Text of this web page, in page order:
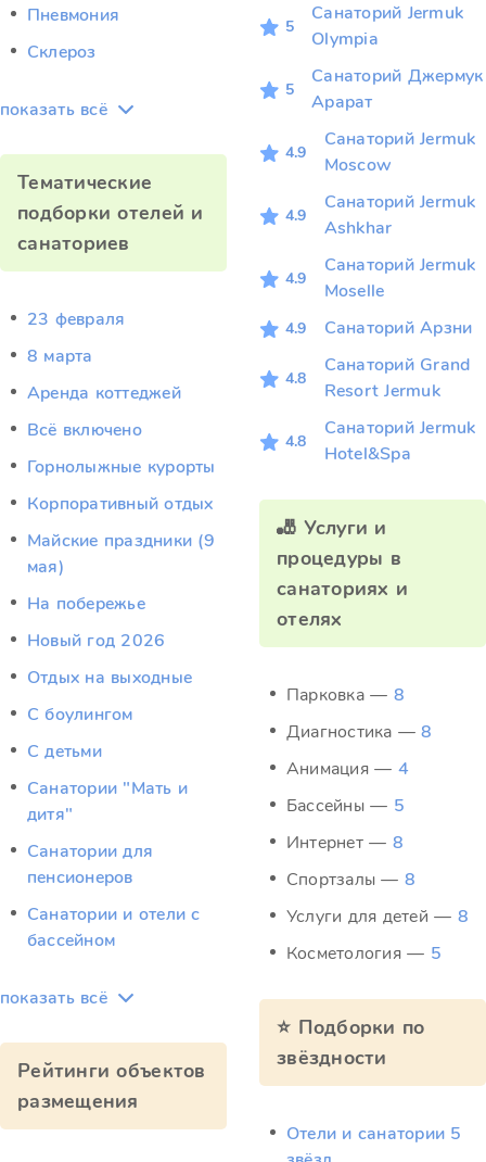
Пневмония
Склероз
показать всё
Тематические
подборки отелей и
санаториев
23 февраля
8 марта
Аренда коттеджей
Всё включено
Горнолыжные курорты
Корпоративный отдых
Майские праздники (9
мая)
На побережье
Новый год 2026
Отдых на выходные
С боулингом
С детьми
Санатории "Мать и
дитя"
Санатории для
пенсионеров
Санатории и отели с
бассейном
показать всё
Рейтинги объектов
размещения
5
Санаторий Jermuk
Olympia
5
Санаторий Джермук
Арарат
4.9
Санаторий Jermuk
Moscow
4.9
Санаторий Jermuk
Ashkhar
4.9
Санаторий Jermuk
Moselle
4.9 Санаторий Арзни
4.8
Санаторий Grand
Resort Jermuk
4.8
Санаторий Jermuk
Hotel&Spa
🎳 Услуги и
процедуры в
санаториях и
отелях
Парковка — 8
Диагностика —8
Анимация — 4
Бассейны — 5
Интернет — 8
Спортзалы — 8
Услуги для детей — 8
Косметология — 5
⭐ Подборки по
звёздности
Отели и санатории 5